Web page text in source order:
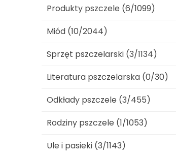
Produkty pszczele (6/1099)
Miód (10/2044)
Sprzęt pszczelarski (3/1134)
Literatura pszczelarska (0/30)
Odkłady pszczele (3/455)
Rodziny pszczele (1/1053)
Ule i pasieki (3/1143)